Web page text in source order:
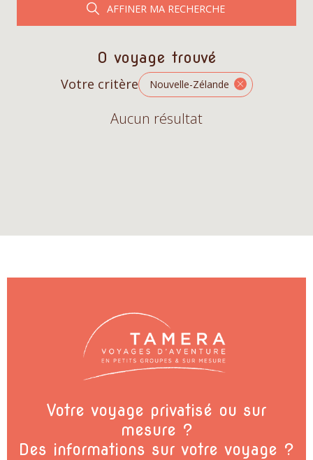
AFFINER MA RECHERCHE
0 voyage trouvé
Votre critère Nouvelle-Zélande
Aucun résultat
Votre voyage privatisé ou sur
mesure ?
Des informations sur votre voyage ?